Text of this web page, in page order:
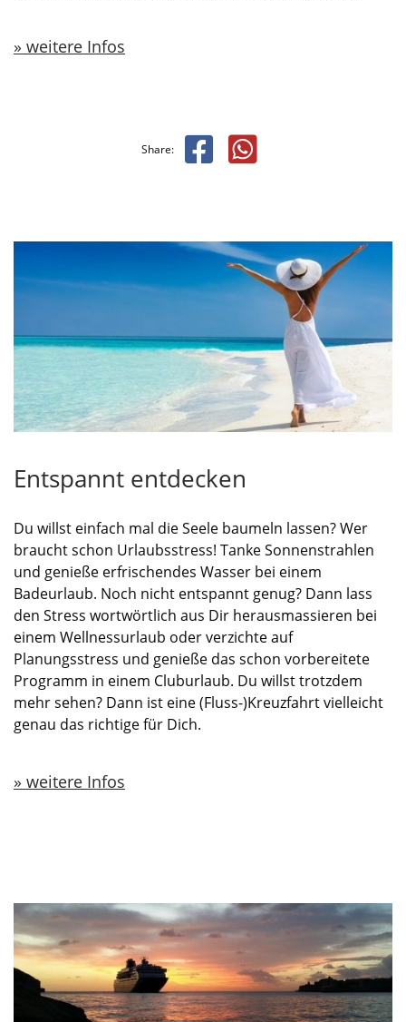
weitere Infos
Share:
Entspannt entdecken
Du willst einfach mal die Seele baumeln lassen? Wer
braucht schon Urlaubsstress! Tanke Sonnenstrahlen
und genieße erfrischendes Wasser bei einem
Badeurlaub. Noch nicht entspannt genug? Dann lass
den Stress wortwörtlich aus Dir herausmassieren bei
einem Wellnessurlaub oder verzichte auf
Planungsstress und genieße das schon vorbereitete
Programm in einem Cluburlaub. Du willst trotzdem
mehr sehen? Dann ist eine (Fluss-)Kreuzfahrt vielleicht
genau das richtige für Dich.
weitere Infos